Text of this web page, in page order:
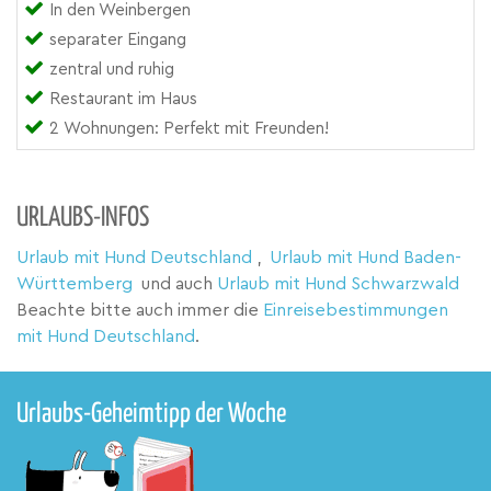
In den Weinbergen
separater Eingang
zentral und ruhig
Restaurant im Haus
2 Wohnungen: Perfekt mit Freunden!
URLAUBS-INFOS
Urlaub mit Hund Deutschland
Urlaub mit Hund Baden-
Württemberg und auch Urlaub mit Hund Schwarzwald
Beachte bitte auch immer die Einreisebestimmungen
mit Hund Deutschland.
Urlaubs-Geheimtipp der Woche